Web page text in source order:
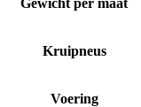
Kruipneus
Voering